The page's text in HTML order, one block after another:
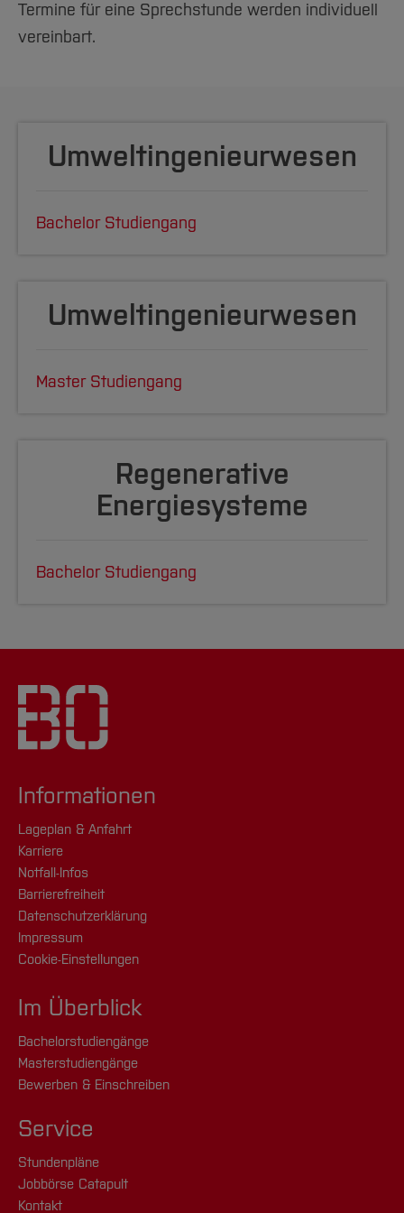
Mudersbach
Prof. Dr.-Ing. Christian Kazner
Termine für eine Sprechstunde werden individuell
vereinbart.
Umweltingenieurwesen
Bachelor Studiengang
Umweltingenieurwesen
Master Studiengang
Regenerative
Energiesysteme
Bachelor Studiengang
Informationen
Lageplan & Anfahrt
Karriere
Notfall-Infos
Barrierefreiheit
Datenschutzerklärung
Impressum
Cookie-Einstellungen
Im Überblick
Bachelorstudiengänge
Masterstudiengänge
Bewerben & Einschreiben
Service
Stundenpläne
Jobbörse Catapult
Kontakt